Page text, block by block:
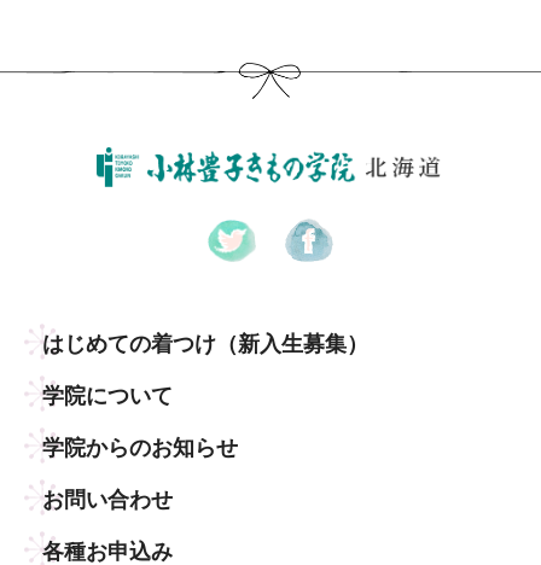
はじめての着つけ （新入生募集）
学院について
学院からのお知らせ
お問い合わせ
各種お申込み